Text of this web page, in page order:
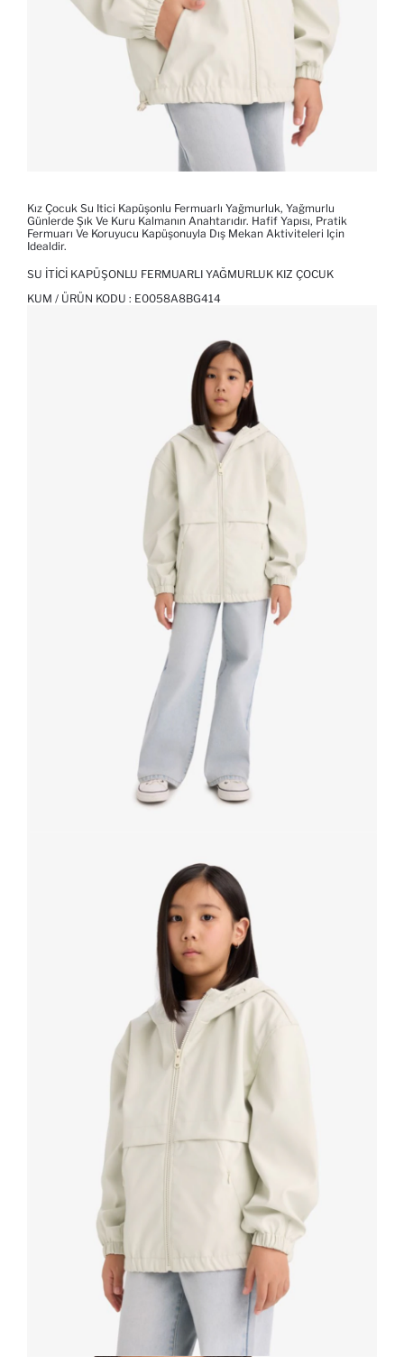
Kız Çocuk Su Itici Kapüşonlu Fermuarlı Yağmurluk, Yağmurlu
Günlerde Şık Ve Kuru Kalmanın Anahtarıdır. Hafif Yapısı, Pratik
Fermuarı Ve Koruyucu Kapüşonuyla Dış Mekan Aktiviteleri Için
Idealdir.
SU İTICI KAPÜŞONLU FERMUARLI YAĞMURLUK KIZ ÇOCUK
KUM / ÜRÜN KODU : E0058A8BG414